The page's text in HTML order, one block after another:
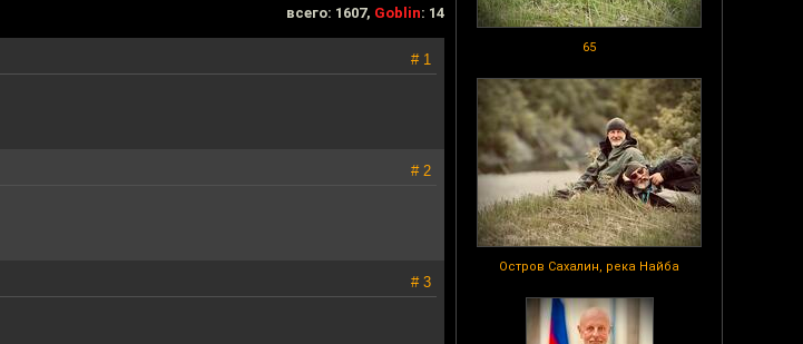
65
Остров Сахалин, река Найба
всего: 1607, Goblin: 14
# 1
# 2
# 3